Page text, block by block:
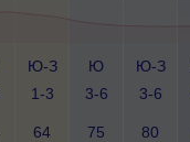
Ю-З
1-3
Ю
3-6
Ю-З
3-6
64 75 80